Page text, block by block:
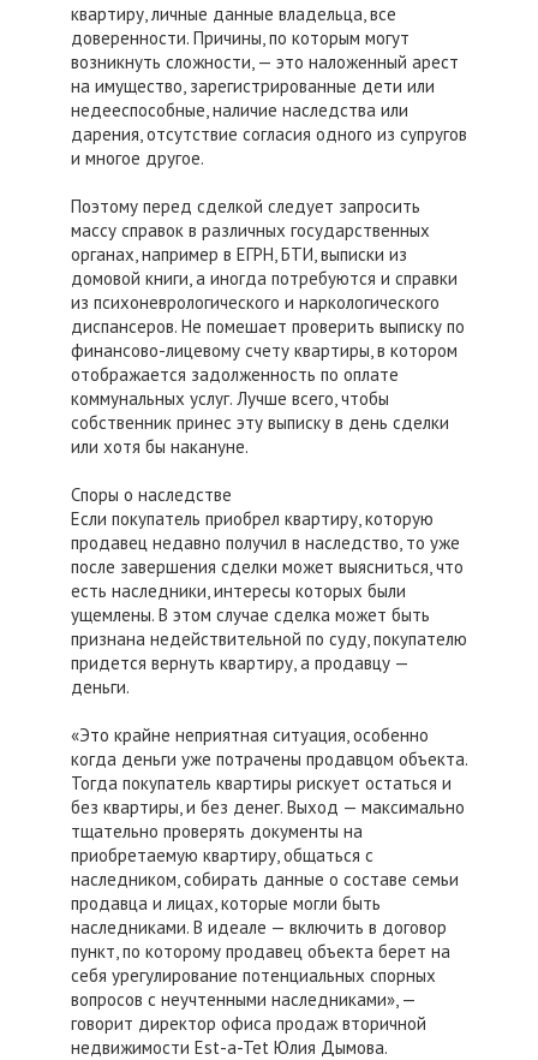
квартиру, личные данные владельца, все
доверенности. Причины, по которым могут
возникнуть сложности, — это наложенный арест
на имущество, зарегистрированные дети или
недееспособные, наличие наследства или
дарения, отсутствие согласия одного из супругов
и многое другое.
Поэтому перед сделкой следует запросить
массу справок в различных государственных
органах, например в ЕГРН, БТИ, выписки из
домовой книги, а иногда потребуются и справки
из психоневрологического и наркологического
диспансеров. Не помешает проверить выписку по
финансово-лицевому счету квартиры, в котором
отображается задолженность по оплате
коммунальных услуг. Лучше всего, чтобы
собственник принес эту выписку в день сделки
или хотя бы накануне.
Споры о наследстве
Если покупатель приобрел квартиру, которую
продавец недавно получил в наследство, то уже
после завершения сделки может выясниться, что
есть наследники, интересы которых были
ущемлены. В этом случае сделка может быть
признана недействительной по суду, покупателю
придется вернуть квартиру, а продавцу —
деньги.
«Это крайне неприятная ситуация, особенно
когда деньги уже потрачены продавцом объекта.
Тогда покупатель квартиры рискует остаться и
без квартиры, и без денег. Выход — максимально
тщательно проверять документы на
приобретаемую квартиру, общаться с
наследником, собирать данные о составе семьи
продавца и лицах, которые могли быть
наследниками. В идеале — включить в договор
пункт, по которому продавец объекта берет на
себя урегулирование потенциальных спорных
вопросов с неучтенными наследниками», —
говорит директор офиса продаж вторичной
недвижимости Est-a-Tet Юлия Дымова.